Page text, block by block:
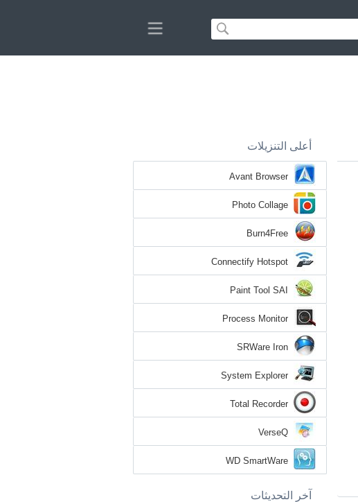
أعلى التنزيلات
Avant Browser
Photo Collage
Burn4Free
Connectify Hotspot
Paint Tool SAI
Process Monitor
SRWare Iron
System Explorer
Total Recorder
VerseQ
WD SmartWare
آخر التحديثات